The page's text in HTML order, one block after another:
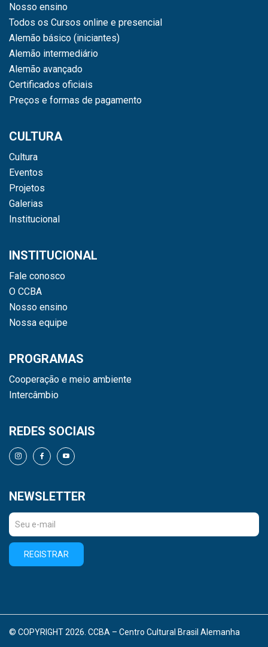
Nosso ensino
Todos os Cursos online e presencial
Alemão básico (iniciantes)
Alemão intermediário
Alemão avançado
Certificados oficiais
Preços e formas de pagamento
CULTURA
Cultura
Eventos
Projetos
Galerias
Institucional
INSTITUCIONAL
Fale conosco
O CCBA
Nosso ensino
Nossa equipe
PROGRAMAS
Cooperação e meio ambiente
Intercâmbio
REDES SOCIAIS
NEWSLETTER
REGISTRAR
© COPYRIGHT 2026. CCBA – Centro Cultural Brasil Alemanha